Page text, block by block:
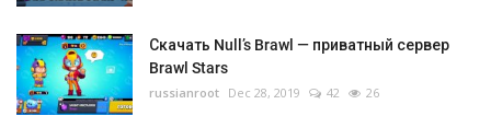
Скачать Null’s Brawl — приватный сервер
Brawl Stars
russianroot Dec 28, 2019 42 26